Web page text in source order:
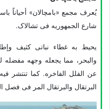
یُعرف مجمع «بامچالان» أحیاناً
شارع الجمهوریه فی تشالاک.
یحیط به غطاء نباتی کثیف
والبحر، مما یجعله وجهه مفضله
عن الفلل الفاخره. کما تنتشر
البرتقال والبرتقال المر فی فصل